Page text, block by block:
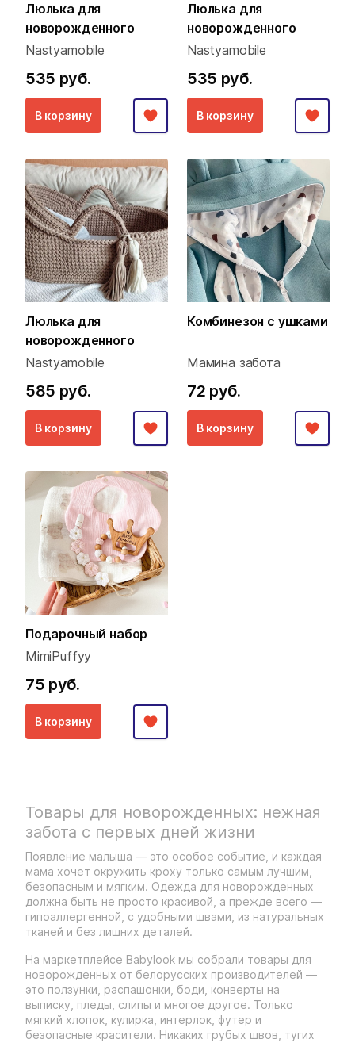
Люлька для
новорожденного
Nastyamobile
535 руб.
В корзину
Люлька для
новорожденного
Nastyamobile
535 руб.
В корзину
Люлька для
новорожденного
Nastyamobile
585 руб.
В корзину
Комбинезон с ушками
Мамина забота
72 руб.
В корзину
Подарочный набор
MimiPuffyy
75 руб.
В корзину
Товары для новорожденных: нежная
забота с первых дней жизни
Появление малыша — это особое событие, и каждая
мама хочет окружить кроху только самым лучшим,
безопасным и мягким. Одежда для новорожденных
должна быть не просто красивой, а прежде всего —
гипоаллергенной, с удобными швами, из натуральных
тканей и без лишних деталей.
На маркетплейсе Babylook мы собрали товары для
новорожденных от белорусских производителей —
это ползунки, распашонки, боди, конверты на
выписку, пледы, слипы и многое другое. Только
мягкий хлопок, кулирка, интерлок, футер и
безопасные красители. Никаких грубых швов, тугих